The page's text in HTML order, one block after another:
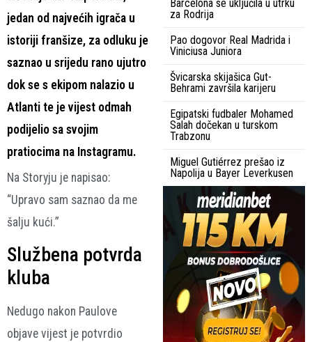
jedan od najvećih igrača u
istoriji franšize, za odluku je
saznao u srijedu rano ujutro
dok se s ekipom nalazio u
Atlanti te je vijest odmah
podijelio sa svojim
pratiocima na Instagramu.
Na Storyju je napisao:
“Upravo sam saznao da me
šalju kući.”
Službena potvrda
kluba
Nedugo nakon Paulove
objave vijest je potvrdio
Barcelona se uključila u utrku
za Rodrija
Pao dogovor Real Madrida i
Viniciusa Juniora
Švicarska skijašica Gut-
Behrami završila karijeru
Egipatski fudbaler Mohamed
Salah dočekan u turskom
Trabzonu
Miguel Gutiérrez prešao iz
Napolija u Bayer Leverkusen